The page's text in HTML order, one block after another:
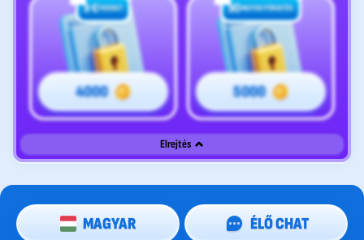
5 €FREEBET
4000
50INGYEN PÖRGETÉS
5000
Elrejtés
MAGYAR ÉLŐ CHAT